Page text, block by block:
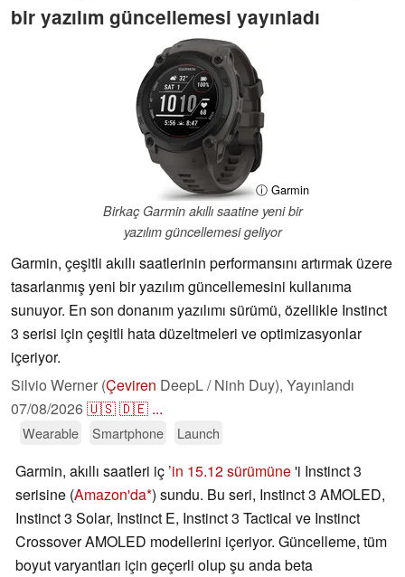
bir yazılım güncellemesi yayınladı
ⓘ Garmin
Birkaç Garmin akıllı saatine yeni bir
yazılım güncellemesi geliyor
Garmin, çeşitli akıllı saatlerinin performansını artırmak üzere
tasarlanmış yeni bir yazılım güncellemesini kullanıma
sunuyor. En son donanım yazılımı sürümü, özellikle Instinct
3 serisi için çeşitli hata düzeltmeleri ve optimizasyonlar
içeriyor.
Silvio Werner (Çeviren DeepL / Ninh Duy), Yayınlandı
07/08/2026🇺🇸🇩🇪 ...
Wearable Smartphone Launch
Garmin, akıllı saatleri iç ’in 15.12 sürümüne'i Instinct 3
serisine (Amazon'da ) sundu. Bu seri, Instinct 3 AMOLED,
Instinct 3 Solar, Instinct E, Instinct 3 Tactical ve Instinct
Crossover AMOLED modellerini içeriyor. Güncelleme, tüm
boyut varyantları için geçerli olup şu anda beta